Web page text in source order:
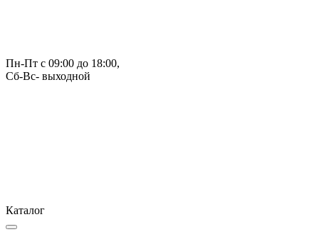
Пн-Пт с 09:00 до 18:00,
Сб-Вс- выходной
Каталог